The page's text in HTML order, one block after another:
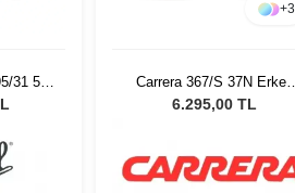
31 55
+3
Carrera 367/S 37N Erkek
Güneş Gözlüğü
6.295,00 TL